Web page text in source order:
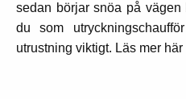
sedan börjar snöa på
du som
utrustning viktigt. Läs mer här